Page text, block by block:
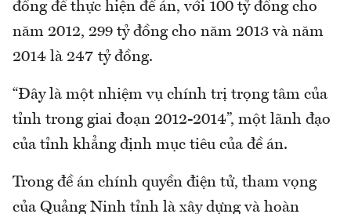
đồng để thực hiện đề án, với 100 tỷ đồng cho
năm 2012, 299 tỷ đồng cho năm 2013 và năm
2014 là 247 tỷ đồng.
“Đây là một nhiệm vụ chính trị trọng tâm của
tỉnh trong giai đoạn 2012-2014”, một lãnh đạo
của tỉnh khẳng định mục tiêu của đề án.
Trong đề án chính quyền điện tử, tham vọng
của Quảng Ninh tỉnh là xây dựng và hoàn